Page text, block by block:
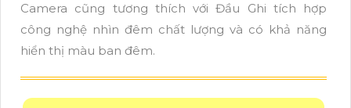
Camera cũng tương thích với Đầu Ghi tích hợp
công nghệ nhìn đêm chất lượng và có khả năng
hiển thị màu ban đêm.